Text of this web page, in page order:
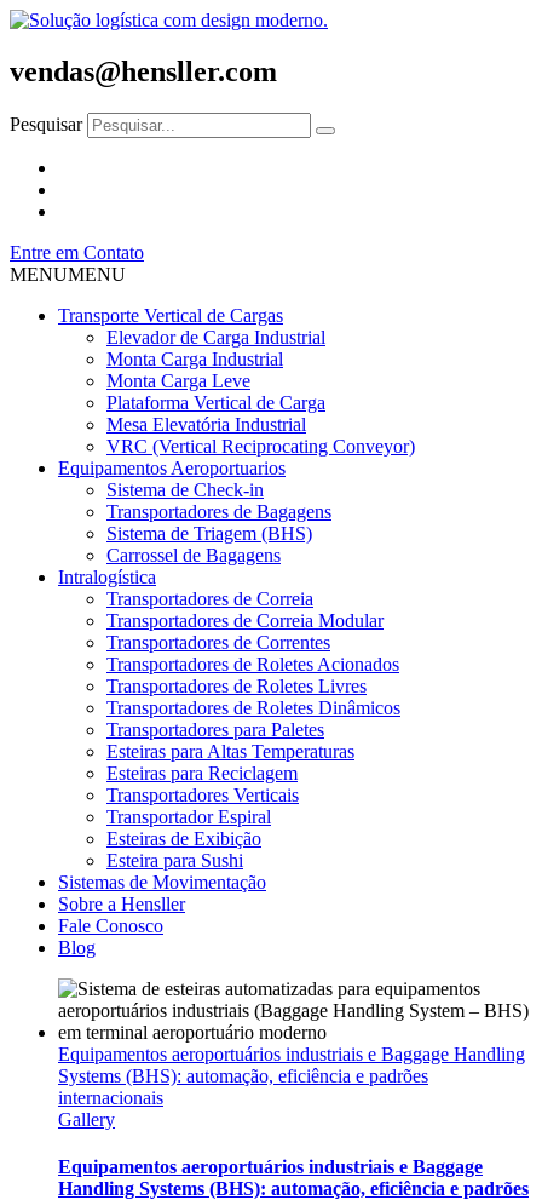
vendas@hensller.com
Pesquisar
Entre em Contato
MENUMENU
Transporte Vertical de Cargas
Elevador de Carga Industrial
Monta Carga Industrial
Monta Carga Leve
Plataforma Vertical de Carga
Mesa Elevatória Industrial
VRC (Vertical Reciprocating Conveyor)
Equipamentos Aeroportuarios
Sistema de Check-in
Transportadores de Bagagens
Sistema de Triagem (BHS)
Carrossel de Bagagens
Intralogística
Transportadores de Correia
Transportadores de Correia Modular
Transportadores de Correntes
Transportadores de Roletes Acionados
Transportadores de Roletes Livres
Transportadores de Roletes Dinâmicos
Transportadores para Paletes
Esteiras para Altas Temperaturas
Esteiras para Reciclagem
Transportadores Verticais
Transportador Espiral
Esteiras de Exibição
Esteira para Sushi
Sistemas de Movimentação
Sobre a Hensller
Fale Conosco
Blog
Equipamentos aeroportuários industriais e Baggage Handling
Systems (BHS): automação, eficiência e padrões
internacionais
Gallery
Equipamentos aeroportuários industriais e Baggage
Handling Systems (BHS): automação, eficiência e padrões